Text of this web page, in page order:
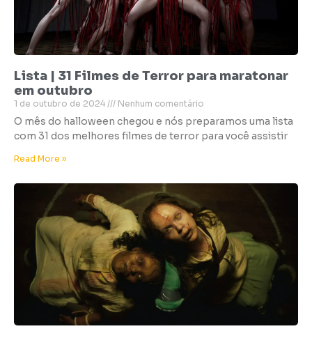
Lista | 31 Filmes de Terror para maratonar
em outubro
1 de outubro de 2024 Nenhum comentário
O mês do halloween chegou e nós preparamos uma lista
com 31 dos melhores filmes de terror para você assistir
Read More »